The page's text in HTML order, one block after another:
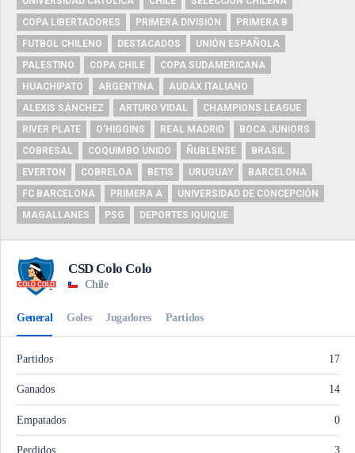
COPA LIBERTADORES
PRIMERA DIVISIÓN
PRIMERA B
FUTBOL CHILENO
DESTACADOS
UNIÓN ESPAÑOLA
PALESTINO
COPA CHILE
COPA SUDAMERICANA
HUACHIPATO
ARGENTINA
AUDAX ITALIANO
ALEXIS SÁNCHEZ
ARTURO VIDAL
CHAMPIONS LEAGUE
RIVER PLATE
O'HIGGINS REAL MADRID
BOCA JUNIORS
COBRESAL
COQUIMBO UNIDO ÑUBLENSE
BRASIL
EVERTON
COBRELOA BETIS URUGUAY
BARCELONA
FC BARCELONA
PRIMERA A
UNIVERSIDAD DE CONCEPCIÓN
MAGALLANES
PSG DEPORTES IQUIQUE